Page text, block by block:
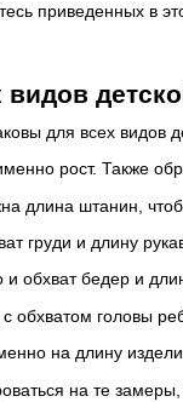
приведенных в
для всех видов
рост. Также
длина штанин,
груди и длину
и обхват бедер и
обхватом головы
на длину
на те